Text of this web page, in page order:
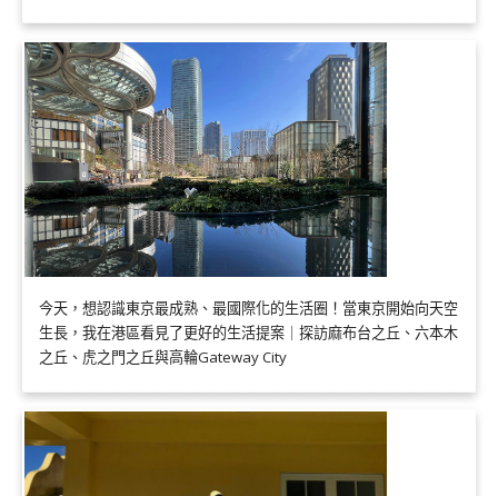
今天，想認識東京最成熟、最國際化的生活圈！當東京開始向天空
生長，我在港區看見了更好的生活提案｜探訪麻布台之丘、六本木
之丘、虎之門之丘與高輪Gateway City